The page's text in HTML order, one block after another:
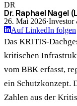
DR
Dr. Raphael Nagel
26. Mai 2026·Investor
Auf LinkedIn folgen
Das KRITIS-
kritischen
vom BBK erfasst,
ein Schutzkonzept.
Zahlen aus der